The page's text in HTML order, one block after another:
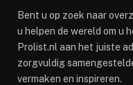
Bent u op zoek naar
u helpen de wereld om u
Prolist.nl aan het juiste
zorgvuldig
vermaken en inspireren.